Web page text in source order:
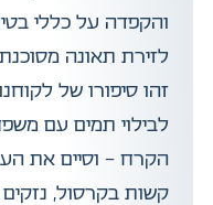
והקפדה על כללי
לזירת תאונה
לבילוי תמים עם
הקרח – וסיים את
קשות בקרסול,